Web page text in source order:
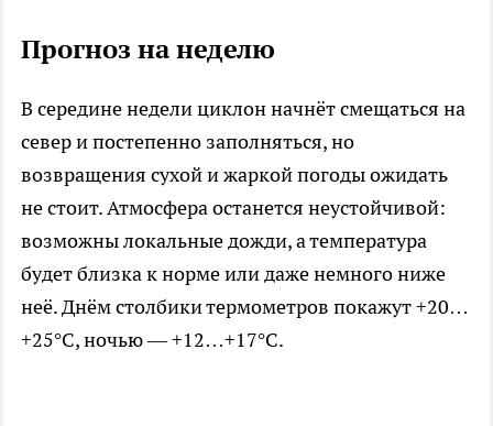
Прогноз на неделю
В середине недели циклон начнёт смещаться на
север и постепенно заполняться, но
возвращения сухой и жаркой погоды ожидать
не стоит. Атмосфера останется неустойчивой:
возможны локальные дожди, а температура
будет близка к норме или даже немного ниже
неё. Днём столбики термометров покажут +20…
+25°C, ночью — +12…+17°C.